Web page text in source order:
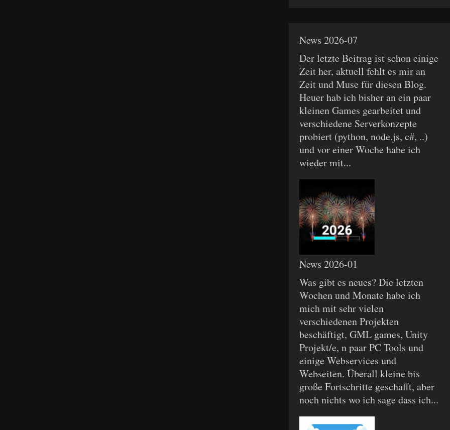
News 2026-07
Der letzte Beitrag ist schon einige
Zeit her, aktuell fehlt es mir an
Zeit und Muse für diesen Blog.
Heuer hab ich bisher an ein paar
kleinen Games gearbeitet und
verschiedene Serverkonzepte
probiert (python, node.js, c#, ..)
und vor einer Woche habe ich
wieder mit...
News 2026-01
Was gibt es neues? Die letzten
Wochen und Monate habe ich
mich mit sehr vielen
verschiedenen Projekten
beschäftigt, GML games, Unity
Projekt/e, n paar PC Tools und
einige Webservices und
Webseiten. Überall kleine bis
große Fortschritte geschafft, aber
noch nichts wo ich sage dass ich...